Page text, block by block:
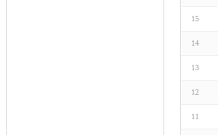
15
14
13
12
11